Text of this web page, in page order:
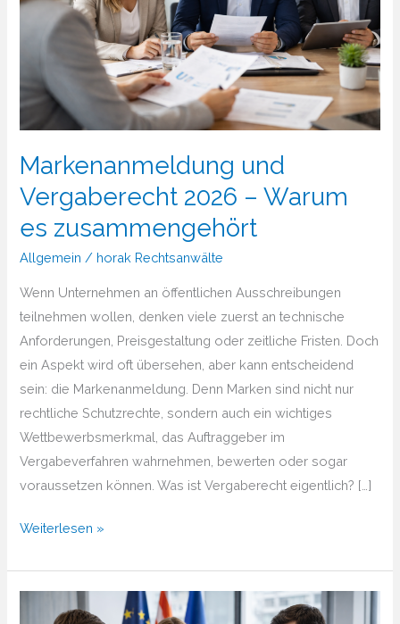
Markenanmeldung und
Vergaberecht 2026 – Warum
es zusammengehört
Allgemein / horak Rechtsanwälte
Wenn Unternehmen an öffentlichen Ausschreibungen
teilnehmen wollen, denken viele zuerst an technische
Anforderungen, Preisgestaltung oder zeitliche Fristen. Doch
ein Aspekt wird oft übersehen, aber kann entscheidend
sein: die Markenanmeldung. Denn Marken sind nicht nur
rechtliche Schutzrechte, sondern auch ein wichtiges
Wettbewerbsmerkmal, das Auftraggeber im
Vergabeverfahren wahrnehmen, bewerten oder sogar
voraussetzen können. Was ist Vergaberecht eigentlich? […]
Markenanmeldung
Vergaberecht
Weiterlesen »